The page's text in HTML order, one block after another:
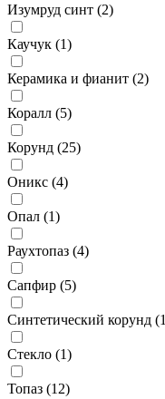
Изумруд синт (2)
Каучук (1)
Керамика и фианит (2)
Коралл (5)
Корунд (25)
Оникс (4)
Опал (1)
Раухтопаз (4)
Сапфир (5)
Синтетический корунд (1
Стекло (1)
Топаз (12)